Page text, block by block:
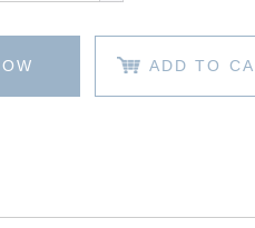
ADD TO